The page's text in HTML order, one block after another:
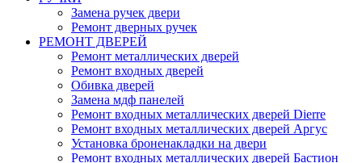
Замена ручек двери
Ремонт дверных ручек
РЕМОНТ ДВЕРЕЙ
Ремонт металлических дверей
Ремонт входных дверей
Обивка дверей
Замена мдф панелей
Ремонт входных металлических дверей Dierre
Ремонт входных металлических дверей Аргус
Установка броненакладки на двери
Ремонт входных металлических дверей Бастион